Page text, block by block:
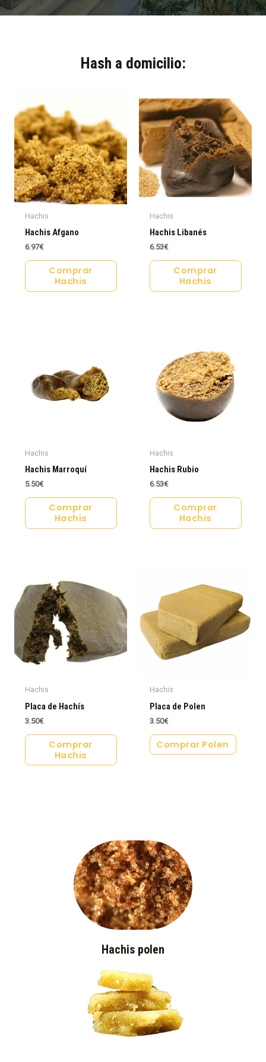
Hash a domicilio:​
Hachis
Hachis Afgano
6.97€
Comprar
Hachis
Hachis
Hachis Libanés
6.53€
Comprar
Hachis
Hachis
Hachis Marroquí
5.50€
Comprar
Hachis
Hachis
Hachis Rubio
6.53€
Comprar
Hachis
Hachis
Placa de Hachís
3.50€
Comprar
Hachis
Hachis
Placa de Polen
3.50€
Comprar Polen
Hachis polen